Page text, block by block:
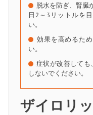
脱水を防ぎ、腎臓
日2～3リットルを
い。
効果を高めるた
い。
症状が改善しても
しないでください。
ザイロリ